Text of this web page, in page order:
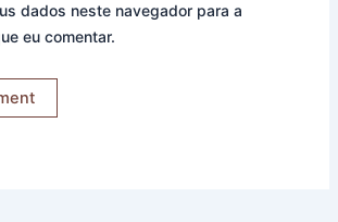
dados neste navegador para a
eu comentar.